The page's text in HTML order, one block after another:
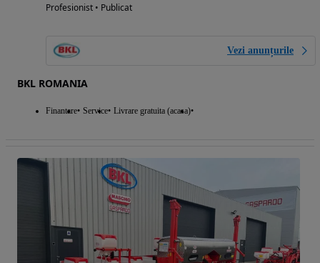
Profesionist • Publicat
Vezi anunțurile
BKL ROMANIA
Finantare Service Livrare gratuita (acasa)